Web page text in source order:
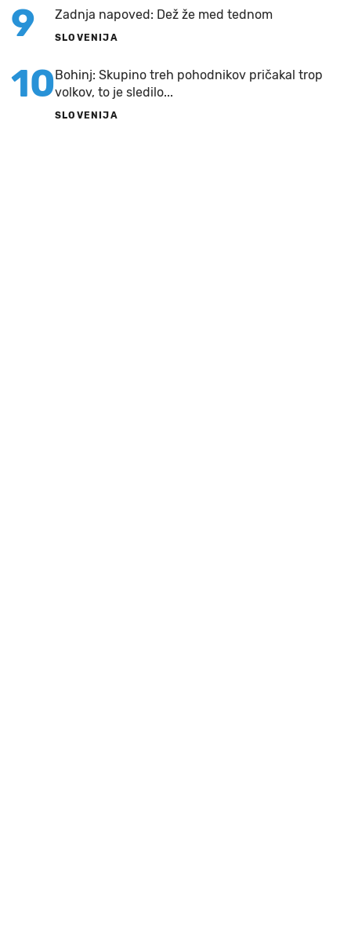
9 Zadnja napoved: Dež že med tednom
SLOVENIJA
10Bohinj: Skupino treh pohodnikov pričakal trop
volkov, to je sledilo...
SLOVENIJA